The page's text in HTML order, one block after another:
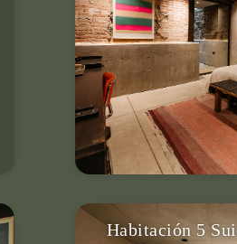
Para 2 personas,
privado, terraza
acondicionado,
VER
Habitación 5